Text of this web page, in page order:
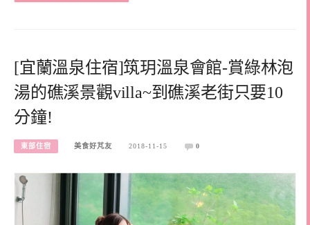
[宜蘭溫泉住宿]筑玥溫泉會館-賞綠林泡
湯的礁溪景觀villa~到礁溪老街只要10
分鐘!
東部住宿 美食好芃友 2018-11-15 0